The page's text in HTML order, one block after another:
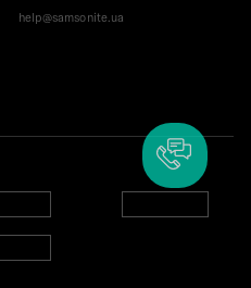
help@samsonite.ua